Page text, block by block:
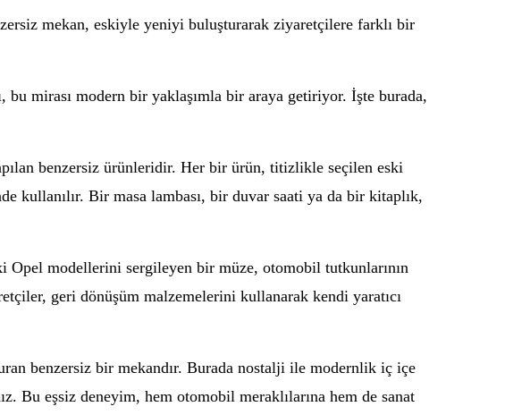
mekan, eskiyle yeniyi buluşturarak ziyaretçilere farklı bir
mirası modern bir yaklaşımla bir araya getiriyor. İşte burada,
benzersiz ürünleridir. Her bir ürün, titizlikle seçilen eski
kullanılır. Bir masa lambası, bir duvar saati ya da bir kitaplık,
Opel modellerini sergileyen bir müze, otomobil tutkunlarının
geri dönüşüm malzemelerini kullanarak kendi yaratıcı
benzersiz bir mekandır. Burada nostalji ile modernlik iç içe
Bu eşsiz deneyim, hem otomobil meraklılarına hem de sanat